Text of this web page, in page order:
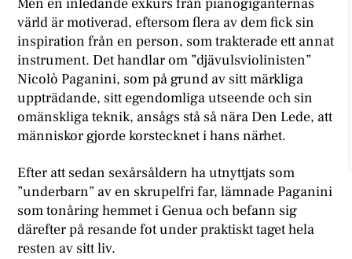
värld är motiverad, eftersom flera av dem fick sin
inspiration från en person, som trakterade ett annat
instrument. Det handlar om ”djävulsviolinisten”
Nicolò Paganini, som på grund av sitt märkliga
uppträdande, sitt egendomliga utseende och sin
omänskliga teknik, ansågs stå så nära Den Lede, att
människor gjorde korstecknet i hans närhet.
Efter att sedan sexårsåldern ha utnyttjats som
”underbarn” av en skrupelfri far, lämnade Paganini
som tonåring hemmet i Genua och befann sig
därefter på resande fot under praktiskt taget hela
resten av sitt liv.